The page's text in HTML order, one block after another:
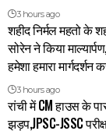
3 hours ago
शहीद निर्मल महतो के
सोरेन ने किया
हमेशा हमारा मार्गदर्शन
3 hours ago
रांची में CM हाउस के
झड़प,JPSC-JSSC